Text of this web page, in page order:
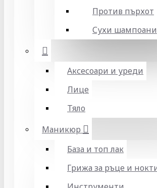
Против пърхот
Сухи шампоани
Аксесоари и уреди
Лице
Тяло
Маникюр
База и топ лак
Грижа за ръце и